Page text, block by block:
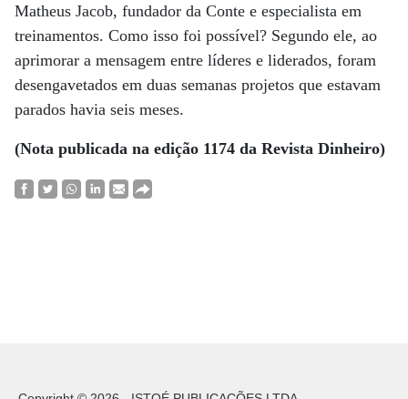
Matheus Jacob, fundador da Conte e especialista em
treinamentos. Como isso foi possível? Segundo ele, ao
aprimorar a mensagem entre líderes e liderados, foram
desengavetados em duas semanas projetos que estavam
parados havia seis meses.
(Nota publicada na edição 1174 da Revista Dinheiro)